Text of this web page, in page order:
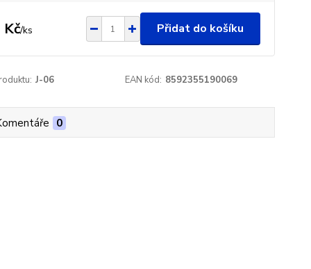
Kč/ks Přidat do košíku
J-06 EAN kód: 8592355190069
0